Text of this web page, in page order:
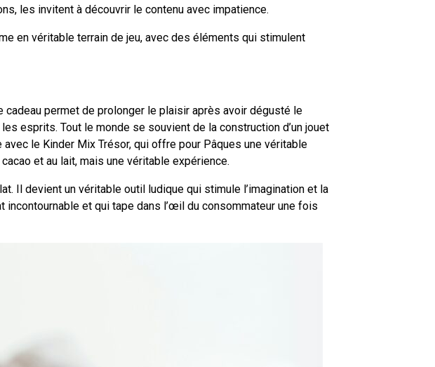
les invitent à découvrir le contenu avec impatience.
en véritable terrain de jeu, avec des éléments qui stimulent
permet de prolonger le plaisir après avoir dégusté le
esprits. Tout le monde se souvient de la construction d’un jouet
le Kinder Mix Trésor, qui offre pour Pâques une véritable
et au lait, mais une véritable expérience.
Il devient un véritable outil ludique qui stimule l’imagination et la
et qui tape dans l’œil du consommateur une fois